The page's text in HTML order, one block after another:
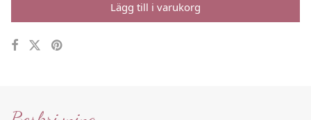
Lägg till i varukorg